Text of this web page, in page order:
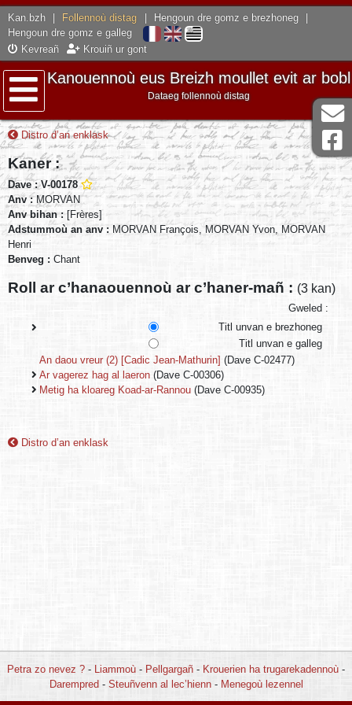
Kan.bzh Follennoù distag Hengoun dre gomz e brezhoneg
Hengoun dre gomz e galleg
Kevreañ
Krouiñ ur gont
Lañser
Kanouennoù eus Breizh moullet evit ar bobl
Dataeg follennoù distag
Distro d’an enklask
Kaner :
Dave : V-00178
Anv :MORVAN
Anv bihan :[Frères]
Adstummoù an anv : MORVAN François, MORVAN Yvon, MORVAN
Henri
Benveg : Chant
Roll ar c’hanaouennoù ar c’haner-mañ : (3 kan)
Gweled :
Titl unvan e brezhoneg
Titl unvan e galleg
An daou vreur (2) [Cadic Jean-Mathurin] (Dave C-02477)
Ar vagerez hag al laeron (Dave C-00306)
Metig ha kloareg Koad-ar-Rannou (Dave C-00935)
Distro d’an enklask
Petra zo nevez ? - Liammoù - Pellgargañ - Krouerien ha trugarekadennoù -
Darempred- Steuñvenn al lec’hienn- Menegoù lezennel